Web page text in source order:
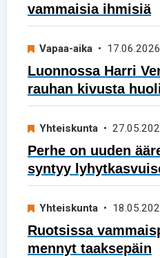
vammaisia ihmisiä
Vapaa-aika • 17.06.2026
Luonnossa Harri
rauhan kivusta
Yhteiskunta •
Perhe on uuden
syntyy
Yhteiskunta •
Ruotsissa
mennyt taaksepäin